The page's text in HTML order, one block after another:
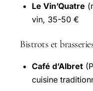
Le Vin’Quatre
vin, 35-50 €
Bistrots et
Café d’Albret
cuisine